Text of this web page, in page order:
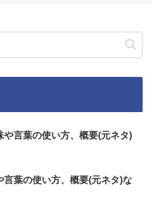
や言葉の使い方、概要(元ネタ)
言葉の使い方、概要(元ネタ)な